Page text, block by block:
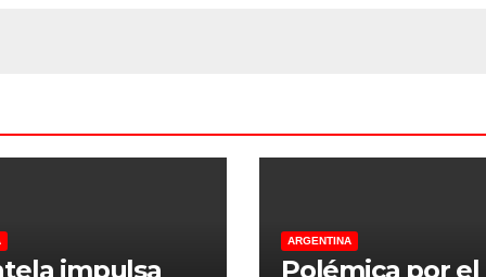
impulsa
ARGENTINA
Polémica por el